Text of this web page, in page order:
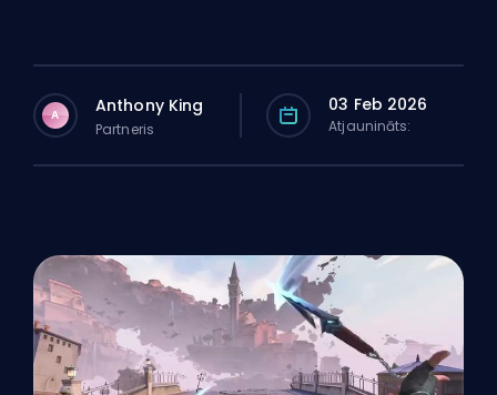
A Anthony King
Partneris
03 Feb 2026
Atjaunināts: